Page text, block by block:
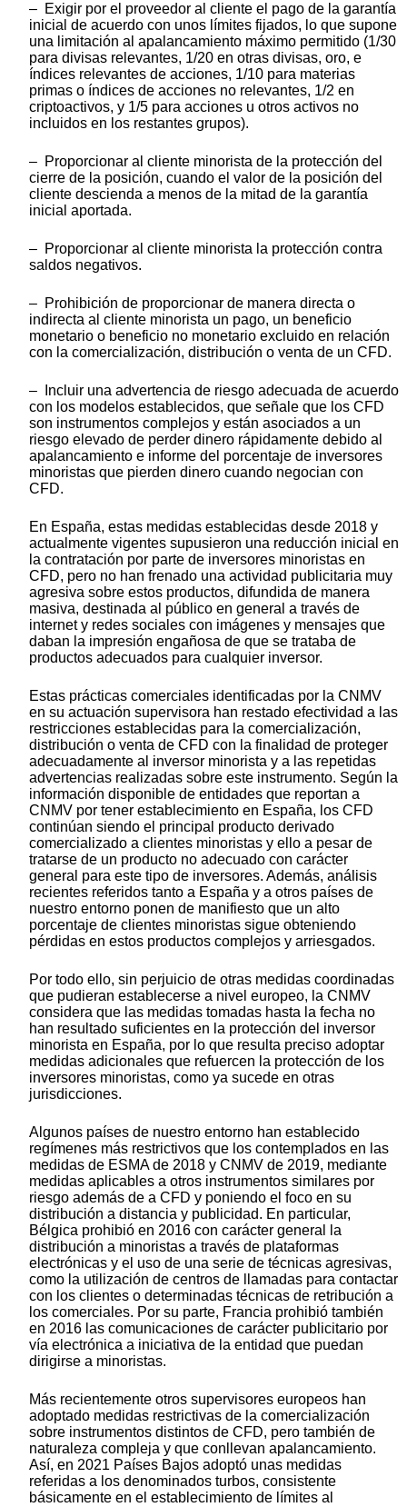
– Exigir por el proveedor al cliente el pago de la garantía
inicial de acuerdo con unos límites fijados, lo que supone
una limitación al apalancamiento máximo permitido (1/30
para divisas relevantes, 1/20 en otras divisas, oro, e
índices relevantes de acciones, 1/10 para materias
primas o índices de acciones no relevantes, 1/2 en
criptoactivos, y 1/5 para acciones u otros activos no
incluidos en los restantes grupos).
– Proporcionar al cliente minorista de la protección del
cierre de la posición, cuando el valor de la posición del
cliente descienda a menos de la mitad de la garantía
inicial aportada.
– Proporcionar al cliente minorista la protección contra
saldos negativos.
– Prohibición de proporcionar de manera directa o
indirecta al cliente minorista un pago, un beneficio
monetario o beneficio no monetario excluido en relación
con la comercialización, distribución o venta de un CFD.
– Incluir una advertencia de riesgo adecuada de acuerdo
con los modelos establecidos, que señale que los CFD
son instrumentos complejos y están asociados a un
riesgo elevado de perder dinero rápidamente debido al
apalancamiento e informe del porcentaje de inversores
minoristas que pierden dinero cuando negocian con
CFD.
En España, estas medidas establecidas desde 2018 y
actualmente vigentes supusieron una reducción inicial en
la contratación por parte de inversores minoristas en
CFD, pero no han frenado una actividad publicitaria muy
agresiva sobre estos productos, difundida de manera
masiva, destinada al público en general a través de
internet y redes sociales con imágenes y mensajes que
daban la impresión engañosa de que se trataba de
productos adecuados para cualquier inversor.
Estas prácticas comerciales identificadas por la CNMV
en su actuación supervisora han restado efectividad a las
restricciones establecidas para la comercialización,
distribución o venta de CFD con la finalidad de proteger
adecuadamente al inversor minorista y a las repetidas
advertencias realizadas sobre este instrumento. Según la
información disponible de entidades que reportan a
CNMV por tener establecimiento en España, los CFD
continúan siendo el principal producto derivado
comercializado a clientes minoristas y ello a pesar de
tratarse de un producto no adecuado con carácter
general para este tipo de inversores. Además, análisis
recientes referidos tanto a España y a otros países de
nuestro entorno ponen de manifiesto que un alto
porcentaje de clientes minoristas sigue obteniendo
pérdidas en estos productos complejos y arriesgados.
Por todo ello, sin perjuicio de otras medidas coordinadas
que pudieran establecerse a nivel europeo, la CNMV
considera que las medidas tomadas hasta la fecha no
han resultado suficientes en la protección del inversor
minorista en España, por lo que resulta preciso adoptar
medidas adicionales que refuercen la protección de los
inversores minoristas, como ya sucede en otras
jurisdicciones.
Algunos países de nuestro entorno han establecido
regímenes más restrictivos que los contemplados en las
medidas de ESMA de 2018 y CNMV de 2019, mediante
medidas aplicables a otros instrumentos similares por
riesgo además de a CFD y poniendo el foco en su
distribución a distancia y publicidad. En particular,
Bélgica prohibió en 2016 con carácter general la
distribución a minoristas a través de plataformas
electrónicas y el uso de una serie de técnicas agresivas,
como la utilización de centros de llamadas para contactar
con los clientes o determinadas técnicas de retribución a
los comerciales. Por su parte, Francia prohibió también
en 2016 las comunicaciones de carácter publicitario por
vía electrónica a iniciativa de la entidad que puedan
dirigirse a minoristas.
Más recientemente otros supervisores europeos han
adoptado medidas restrictivas de la comercialización
sobre instrumentos distintos de CFD, pero también de
naturaleza compleja y que conllevan apalancamiento.
Así, en 2021 Países Bajos adoptó unas medidas
referidas a los denominados turbos, consistente
básicamente en el establecimiento de límites al